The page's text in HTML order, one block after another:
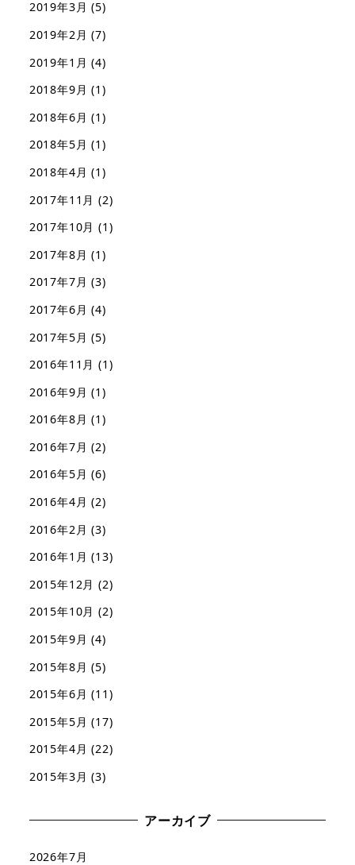
2019年3月 (5)
2019年2月 (7)
2019年1月 (4)
2018年9月 (1)
2018年6月 (1)
2018年5月 (1)
2018年4月 (1)
2017年11月 (2)
2017年10月 (1)
2017年8月 (1)
2017年7月 (3)
2017年6月 (4)
2017年5月 (5)
2016年11月 (1)
2016年9月 (1)
2016年8月 (1)
2016年7月 (2)
2016年5月 (6)
2016年4月 (2)
2016年2月 (3)
2016年1月 (13)
2015年12月 (2)
2015年10月 (2)
2015年9月 (4)
2015年8月 (5)
2015年6月 (11)
2015年5月 (17)
2015年4月 (22)
2015年3月 (3)
アーカイブ
2026年7月